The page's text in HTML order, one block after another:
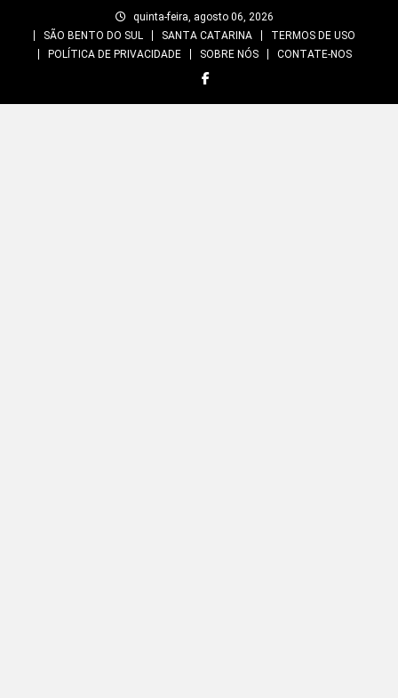
quinta-feira, agosto 06, 2026
SÃO BENTO DO SUL
SANTA CATARINA
TERMOS DE USO
POLÍTICA DE PRIVACIDADE
SOBRE NÓS CONTATE-NOS